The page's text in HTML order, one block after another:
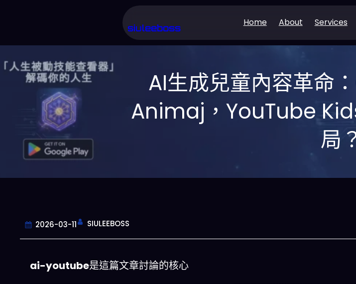
主
要
siuleeboss Home About Services
AI生成兒童內容革命
Animaj，YouTube
局
2026-03-11 SIULEEBOSS
ai-youtube是這篇文章討論的核心